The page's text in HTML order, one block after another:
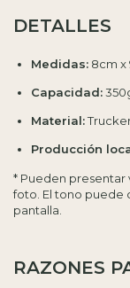
DETALLES
Medidas: 8cm x
Capacidad:
Material:
Producción
* Pueden presentar
foto. El tono puede
pantalla.
RAZONES